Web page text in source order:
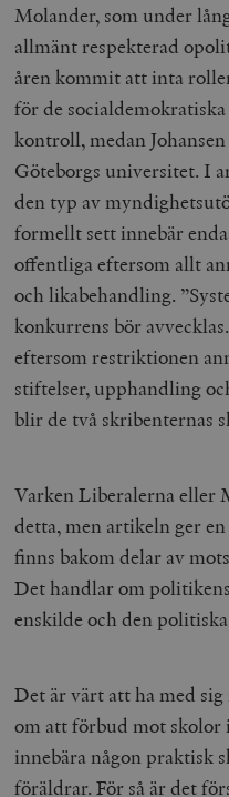
Molander, som under
allmänt respekterad
åren kommit att inta
för de
kontroll, medan
Göteborgs universitet. I
den typ av
formellt sett innebär
offentliga eftersom allt
och likabehandling.
konkurrens bör
eftersom restriktionen
stiftelser, upphandling
blir de två skribenternas
Varken Liberalerna eller
detta, men artikeln ger
finns bakom delar av
Det handlar om
enskilde och den
Det är värt att ha med
om att förbud mot skolor
innebära någon praktisk
föräldrar. För så är det